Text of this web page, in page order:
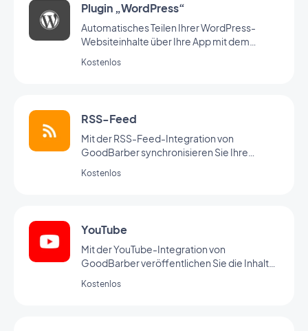
Plugin „WordPress“
Automatisches Teilen Ihrer WordPress-
Websiteinhalte über Ihre App mit dem
Kostenlos
RSS-Feed
Mit der RSS-Feed-Integration von
GoodBarber synchronisieren Sie Ihre
Kostenlos
YouTube
Mit der YouTube-Integration von
GoodBarber veröffentlichen Sie die Inhalte
Ihrer App.
Kostenlos